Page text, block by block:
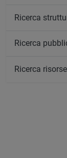
Ricerca
Ricerca
Ricerca